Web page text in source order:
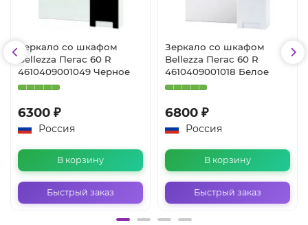
Зеркало со шкафом
Bellezza Пегас 60 R
4610409001049 Черное
6300 ₽
Россия
В корзину
Быстрый заказ
Зеркало со шкафом
Bellezza Пегас 60 R
4610409001018 Белое
6800 ₽
Россия
В корзину
Быстрый заказ